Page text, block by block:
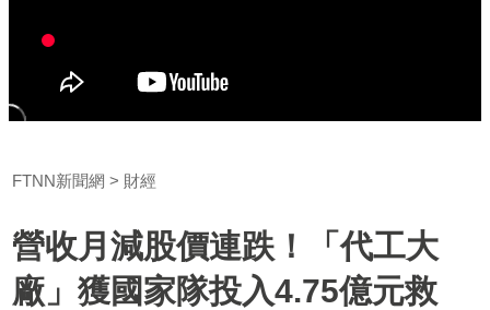
FTNN新聞網 財經
營收月減股價連跌！「代工大
廠」獲國家隊投入4.75億元救